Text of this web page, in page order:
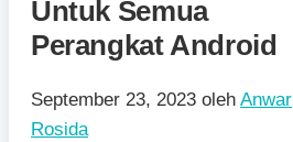
Untuk Semua
Perangkat Android
September 23, 2023 oleh Anwar
Rosida